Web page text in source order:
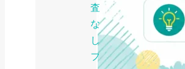
査
な
し
フ